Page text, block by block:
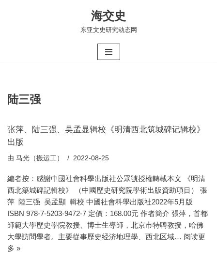
海交史
东亚文史研究动态网
陆三强
张萍、陆三强、吴孟显辑校《明清西北筑城碑记辑校》
出版
由 马光（搬运工） 2022-08-25
編者按：感謝中國社會科學出版社公眾號授權轉載本文 《明清
西北築城碑記輯校》 （中國歷史研究院學術出版資助項目） 張
萍 陸三强 吴孟顯 輯校 中國社會科學出版社2022年5月版
ISBN 978-7-5203-9472-7 定價：168.00元 作者簡介 張萍，首都
師範大學歷史學院教授、博士生導師，北京市特聘教授，哈佛
大學訪問學者。主要從事歷史经济地理學、西北区域… 阅读更
多 »